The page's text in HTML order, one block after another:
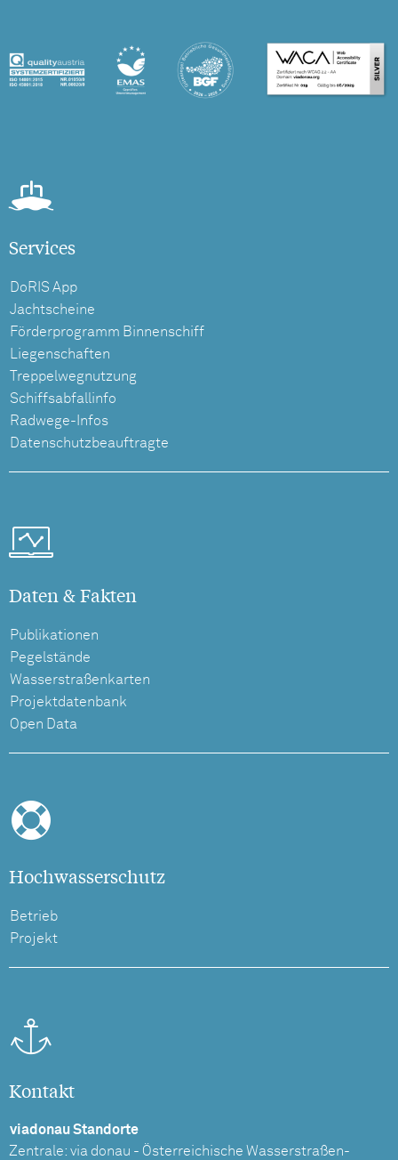
Services
DoRIS App
Jachtscheine
Förderprogramm Binnenschiff
Liegenschaften
Treppelwegnutzung
Schiffsabfallinfo
Radwege-Infos
Datenschutzbeauftragte
Daten & Fakten
Publikationen
Pegelstände
Wasserstraßenkarten
Projektdatenbank
Open Data
Hochwasserschutz
Betrieb
Projekt
Kontakt
viadonau Standorte
Zentrale: via donau - Österreichische Wasserstraßen-